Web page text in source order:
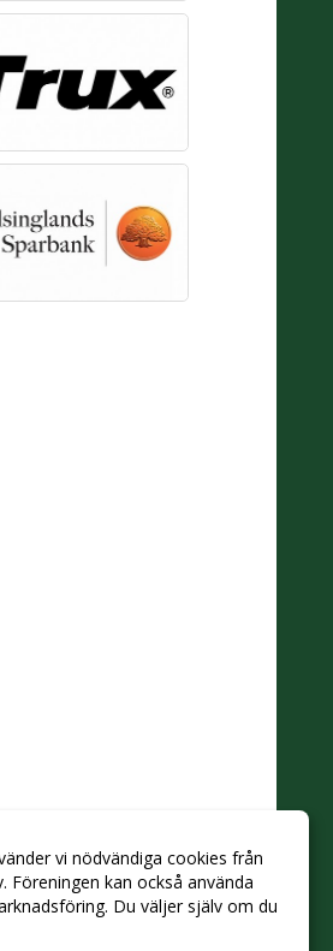
vi nödvändiga cookies från
Föreningen kan också använda
Du väljer själv om du